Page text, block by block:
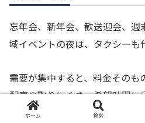
忘年会、新年会、歓送迎会、
域イベントの夜は、タクシーも
需要が集中すると、料金そのも
配車の取りにくさ、希望時間
ります。
ホーム 検索